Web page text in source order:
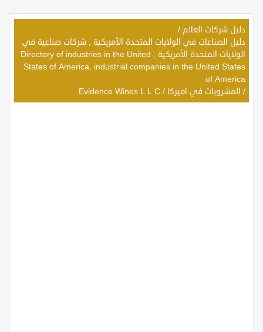
دليل شركات العالم /
دليل الصناعات في الولايات المتحدة الأمريكية , شركات صناعية في
الولايات المتحدة الأمريكية , Directory of industries in the United
States of America, industrial companies in the United States
of America
/ المشروبات في اميركا /
Evidence Wines L L C